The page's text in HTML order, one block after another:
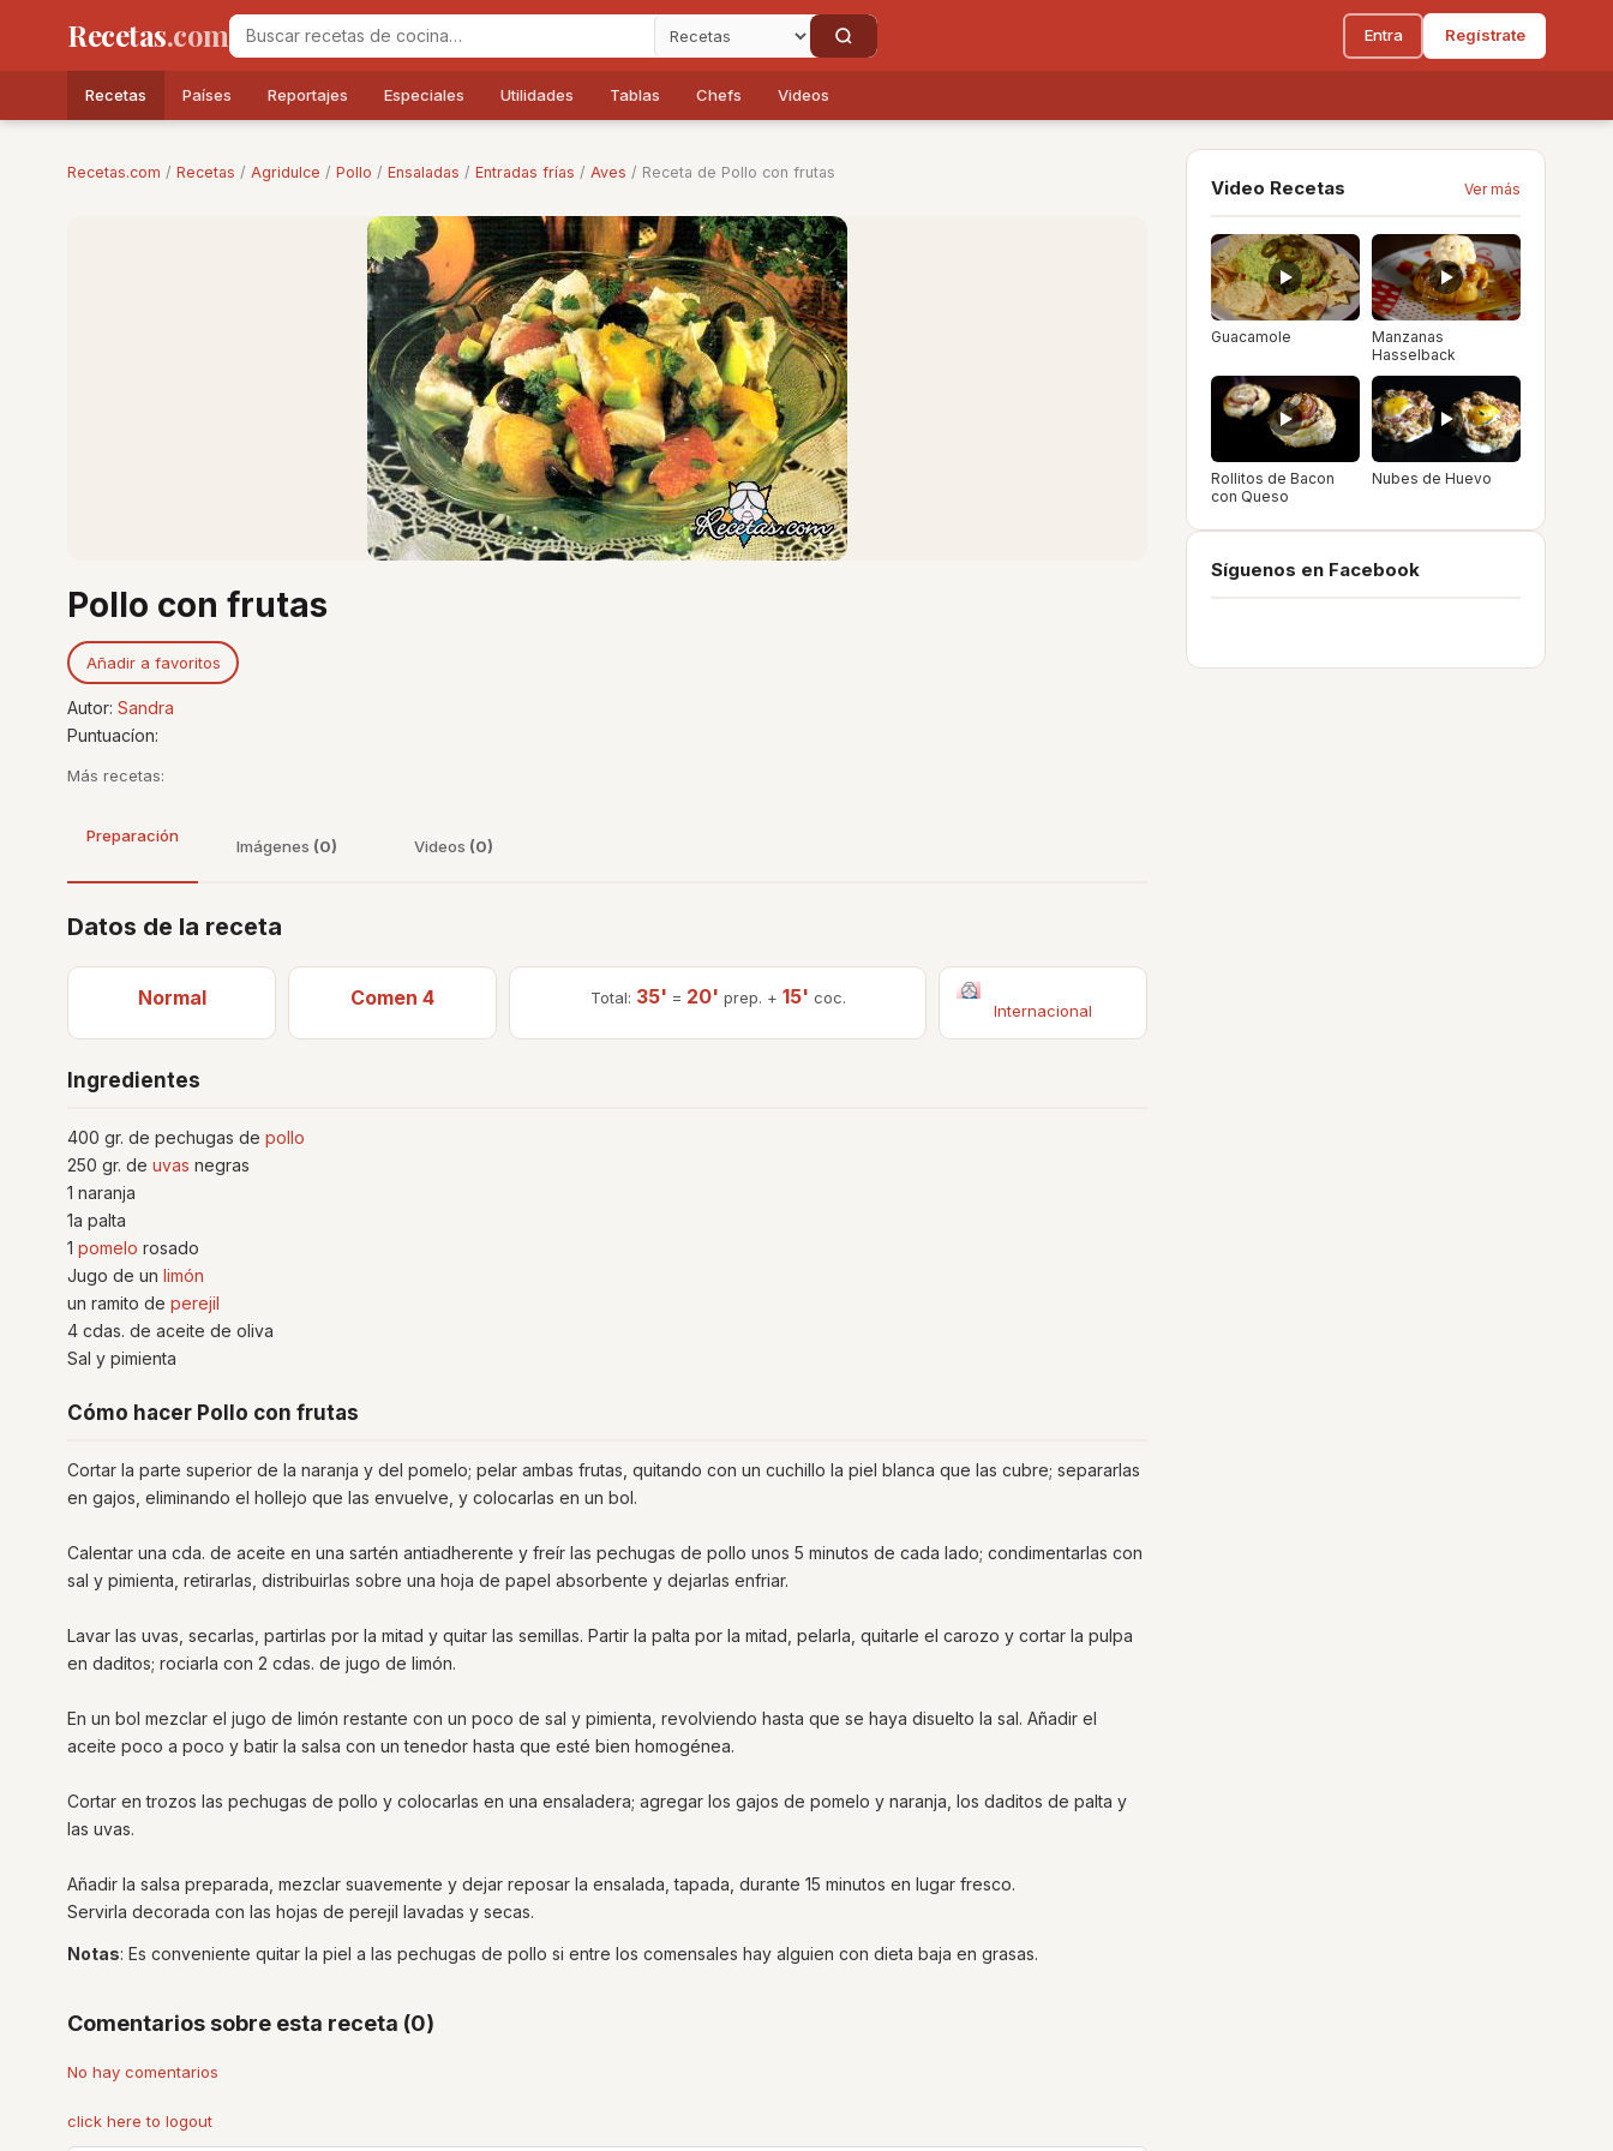
Recetas.com Entra Regístrate
Recetas Países Reportajes Especiales Utilidades Tablas Chefs Videos
Recetas.com / Recetas / Agridulce / Pollo / Ensaladas / Entradas frías / Aves / Receta de Pollo con frutas
Pollo con frutas
Añadir a favoritos
Autor: Sandra
Puntuacíon:
Más recetas:
Preparación
Imágenes (0) Videos (0)
Datos de la receta
Normal Comen 4 Total: 35' = 20' prep. + 15' coc.
Internacional
Ingredientes
400 gr. de pechugas de pollo
250 gr. de uvas negras
1 naranja
1a palta
1 pomelo rosado
Jugo de un limón
un ramito de perejil
4 cdas. de aceite de oliva
Sal y pimienta
Cómo hacer Pollo con frutas
Cortar la parte superior de la naranja y del pomelo; pelar ambas frutas, quitando con un cuchillo la piel blanca que las cubre; separarlas
en gajos, eliminando el hollejo que las envuelve, y colocarlas en un bol.
Calentar una cda. de aceite en una sartén antiadherente y freír las pechugas de pollo unos 5 minutos de cada lado; condimentarlas con
sal y pimienta, retirarlas, distribuirlas sobre una hoja de papel absorbente y dejarlas enfriar.
Lavar las uvas, secarlas, partirlas por la mitad y quitar las semillas. Partir la palta por la mitad, pelarla, quitarle el carozo y cortar la pulpa
en daditos; rociarla con 2 cdas. de jugo de limón.
En un bol mezclar el jugo de limón restante con un poco de sal y pimienta, revolviendo hasta que se haya disuelto la sal. Añadir el
aceite poco a poco y batir la salsa con un tenedor hasta que esté bien homogénea.
Cortar en trozos las pechugas de pollo y colocarlas en una ensaladera; agregar los gajos de pomelo y naranja, los daditos de palta y
las uvas.
Añadir la salsa preparada, mezclar suavemente y dejar reposar la ensalada, tapada, durante 15 minutos en lugar fresco.
Servirla decorada con las hojas de perejil lavadas y secas.
Notas: Es conveniente quitar la piel a las pechugas de pollo si entre los comensales hay alguien con dieta baja en grasas.
Comentarios sobre esta receta (0)
No hay comentarios
click here to logout
Video Recetas Ver más
Guacamole
Manzanas
Hasselback
Rollitos de Bacon
con Queso
Nubes de Huevo
Síguenos en Facebook